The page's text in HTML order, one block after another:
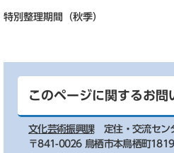
特別整理期間（秋季）
このページに関するお問
文化芸術振興課
定住・交流セン
〒841-0026 鳥栖市本鳥栖町1819